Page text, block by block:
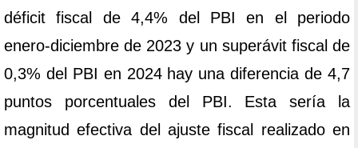
déficit fiscal de 4,4% del PBI en el periodo
enero-diciembre de 2023 y un superávit fiscal de
0,3% del PBI en 2024 hay una diferencia de 4,7
puntos porcentuales del PBI. Esta sería la
magnitud efectiva del ajuste fiscal realizado en